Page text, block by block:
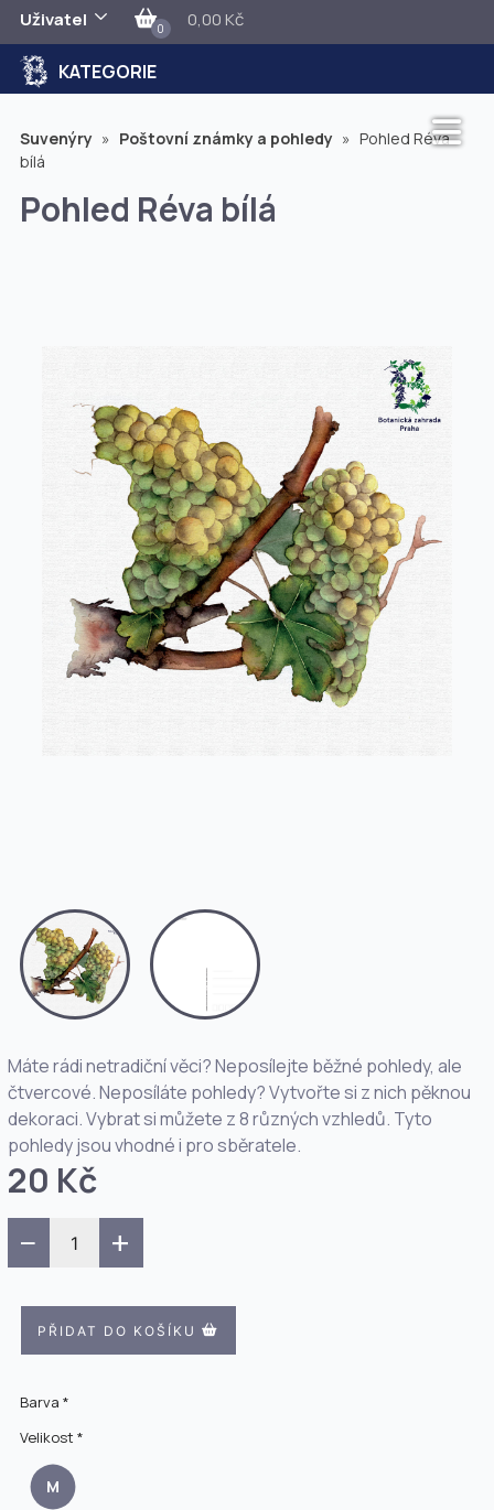
Uživatel 0 0,00 Kč
KATEGORIE
Suvenýry » Poštovní známky a pohledy » Pohled Réva
bílá
Pohled Réva bílá
Máte rádi netradiční věci? Neposílejte běžné pohledy, ale
čtvercové. Neposíláte pohledy? Vytvořte si z nich pěknou
dekoraci. Vybrat si můžete z 8 různých vzhledů. Tyto
pohledy jsou vhodné i pro sběratele.
20 Kč
−
+
PŘIDAT DO KOŠÍKU
Barva *
Velikost *
M